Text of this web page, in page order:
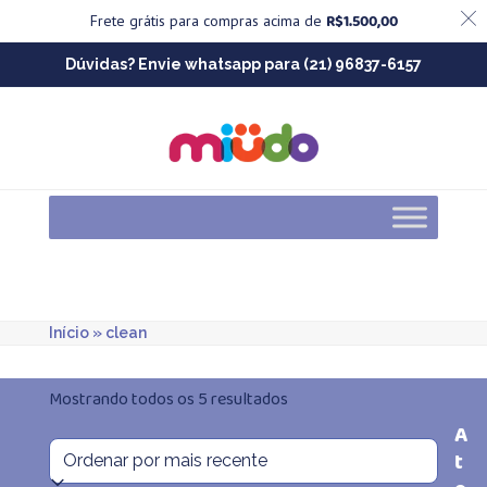
Frete grátis para compras acima de R$1.500,00
Dúvidas? Envie whatsapp para (21) 96837-6157
Início» clean
Mostrando todos os 5 resultadosClassificado
por
A
t